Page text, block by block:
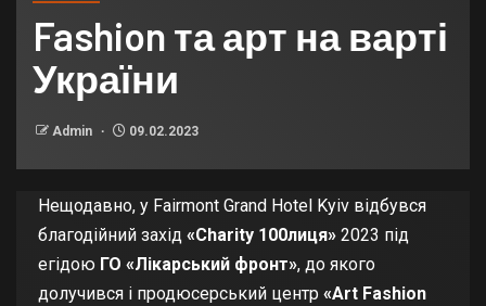
Fashion та арт на варті
України
Admin 09.02.2023
Нещодавно, у Fairmont Grand Hotel Kyiv відбувся
благодійний захід «Charity 100лиця» 2023 під
егідою ГО «Лікарський фронт», до якого
долучився і продюсерський центр «Art Fashion